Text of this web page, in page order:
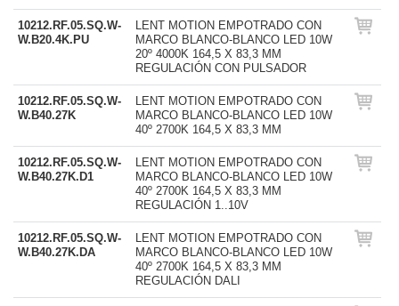
10212.RF.05.SQ.W-
W.B20.4K.PU
LENT MOTION EMPOTRADO CON
MARCO BLANCO-BLANCO LED 10W
20º 4000K 164,5 X 83,3 MM
REGULACIÓN CON PULSADOR
10212.RF.05.SQ.W-
W.B40.27K
LENT MOTION EMPOTRADO CON
MARCO BLANCO-BLANCO LED 10W
40º 2700K 164,5 X 83,3 MM
10212.RF.05.SQ.W-
W.B40.27K.D1
LENT MOTION EMPOTRADO CON
MARCO BLANCO-BLANCO LED 10W
40º 2700K 164,5 X 83,3 MM
REGULACIÓN 1..10V
10212.RF.05.SQ.W-
W.B40.27K.DA
LENT MOTION EMPOTRADO CON
MARCO BLANCO-BLANCO LED 10W
40º 2700K 164,5 X 83,3 MM
REGULACIÓN DALI